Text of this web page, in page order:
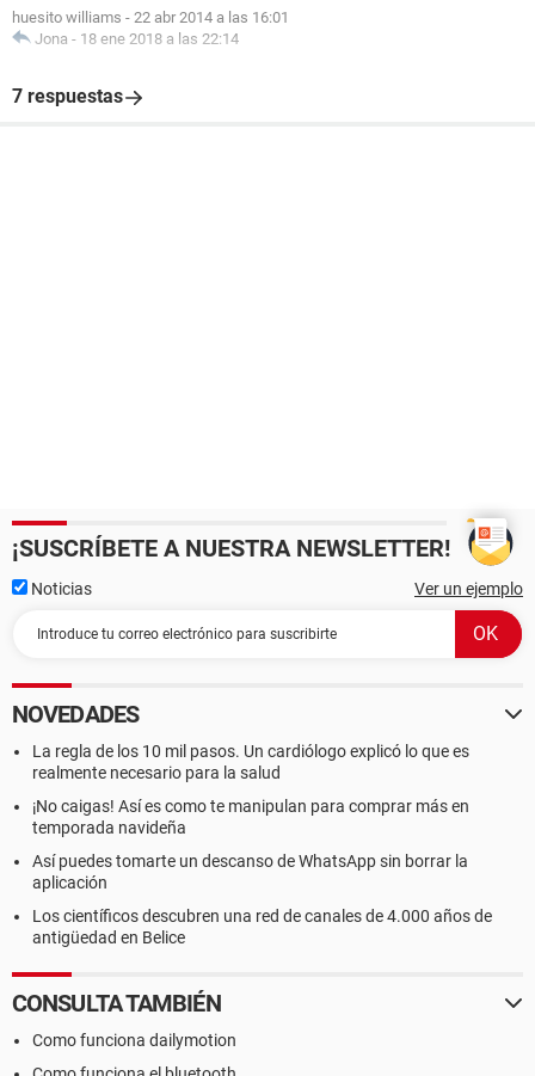
huesito williams - 22 abr 2014 a las 16:01
Jona - 18 ene 2018 a las 22:14
7 respuestas
¡SUSCRÍBETE A NUESTRA NEWSLETTER!
Noticias Ver un ejemplo
NOVEDADES
La regla de los 10 mil pasos. Un cardiólogo explicó lo que es
realmente necesario para la salud
¡No caigas! Así es como te manipulan para comprar más en
temporada navideña
Así puedes tomarte un descanso de WhatsApp sin borrar la
aplicación
Los científicos descubren una red de canales de 4.000 años de
antigüedad en Belice
CONSULTA TAMBIÉN
Como funciona dailymotion